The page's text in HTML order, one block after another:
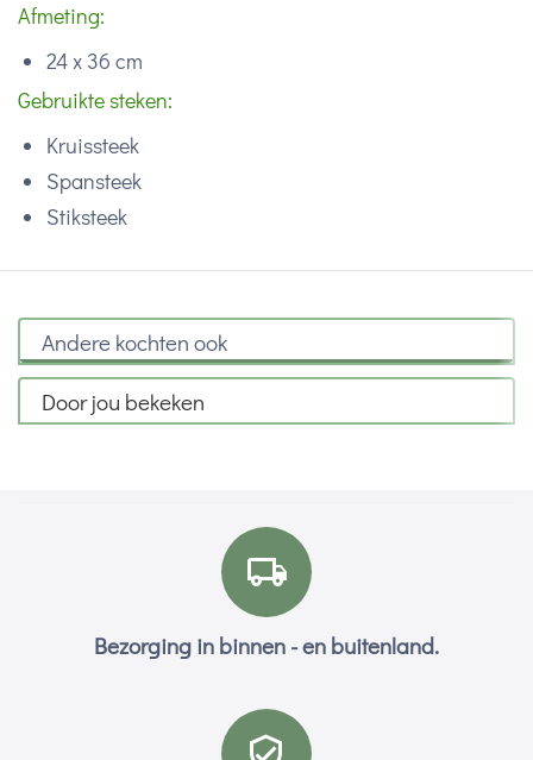
Afmeting:
24 x 36 cm
Gebruikte steken:
Kruissteek
Spansteek
Stiksteek
Andere kochten ook
Door jou bekeken
Bezorging in binnen - en buitenland.